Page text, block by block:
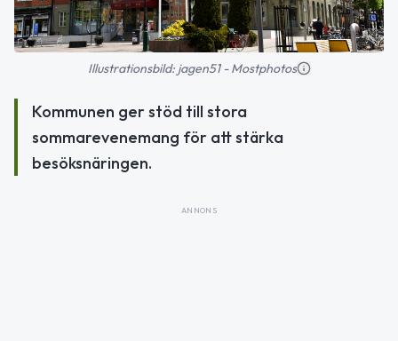
Illustrationsbild: jagen51 - Mostphotos
Kommunen ger stöd till stora
sommarevenemang för att stärka
besöksnäringen.
ANNONS